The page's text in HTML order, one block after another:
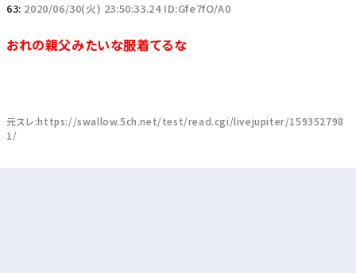
63: 2020/06/30(火) 23:50:33.24 ID:Gfe7fO/A0
おれの親父みたいな服着てるな
元スレ:https://swallow.5ch.net/test/read.cgi/livejupiter/159352798
1/